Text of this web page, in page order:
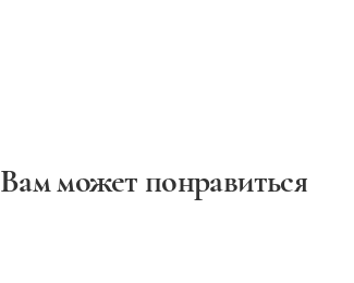
Вам может понравиться